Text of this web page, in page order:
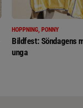
HOPPNING, PONNY
Bildfest: Söndagens
unga